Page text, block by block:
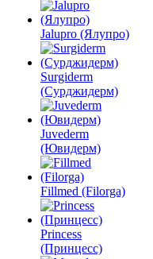
Jalupro (Ялупро)
Surgiderm
(Сурджидерм)
Juvederm
(Ювидерм)
Fillmed (Filorga)
Princess
(Принцесс)